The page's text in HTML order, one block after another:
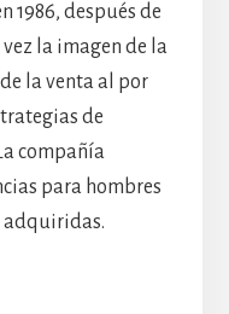
1986, después de
la imagen de la
la venta al por
de
compañía
para hombres
adquiridas.